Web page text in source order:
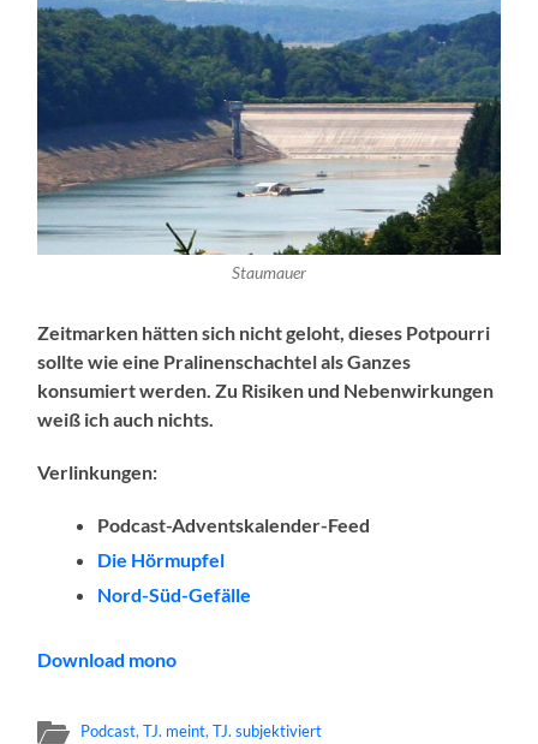
Staumauer
Zeitmarken hätten sich nicht geloht, dieses Potpourri
sollte wie eine Pralinenschachtel als Ganzes
konsumiert werden. Zu Risiken und Nebenwirkungen
weiß ich auch nichts.
Verlinkungen:
Podcast-Adventskalender-Feed
Die Hörmupfel
Nord-Süd-Gefälle
Download mono
Podcast,TJ. meint,TJ. subjektiviert